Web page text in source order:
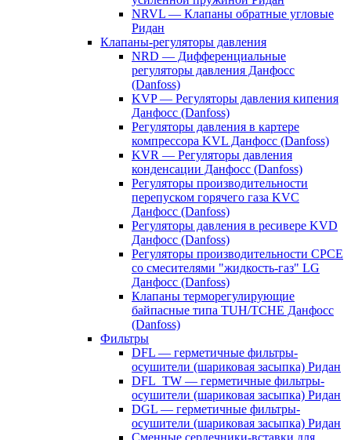
NRVL — Клапаны обратные угловые
Ридан
Клапаны-регуляторы давления
NRD — Дифференциальные
регуляторы давления Данфосс
(Danfoss)
KVP — Регуляторы давления кипения
Данфосс (Danfoss)
Регуляторы давления в картере
компрессора KVL Данфосс (Danfoss)
KVR — Регуляторы давления
конденсации Данфосс (Danfoss)
Регуляторы производительности
перепуском горячего газа KVC
Данфосс (Danfoss)
Регуляторы давления в ресивере KVD
Данфосс (Danfoss)
Регуляторы производительности CPCE
со смесителями "жидкость-газ" LG
Данфосс (Danfoss)
Клапаны терморегулирующие
байпасные типа TUH/TCHE Данфосс
(Danfoss)
Фильтры
DFL — герметичные фильтры-
осушители (шариковая засыпка) Ридан
DFL_TW — герметичные фильтры-
осушители (шариковая засыпка) Ридан
DGL — герметичные фильтры-
осушители (шариковая засыпка) Ридан
Сменные сердечники-вставки для